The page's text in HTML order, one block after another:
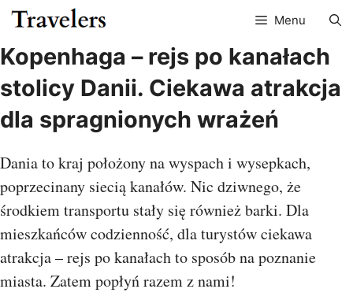
Przejdź
do
treści
Menu
Kopenhaga – rejs po kanałach
stolicy Danii. Ciekawa atrakcja
dla spragnionych wrażeń
Dania to kraj położony na wyspach i wysepkach,
poprzecinany siecią kanałów. Nic dziwnego, że
środkiem transportu stały się również barki. Dla
mieszkańców codzienność, dla turystów ciekawa
atrakcja – rejs po kanałach to sposób na poznanie
miasta. Zatem popłyń razem z nami!